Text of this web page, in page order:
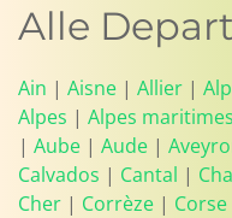
Alle
Ain | Aisne | Allier |
Alpes | Alpes maritimes
| Aube | Aude |
Calvados | Cantal |
Cher | Corrèze |